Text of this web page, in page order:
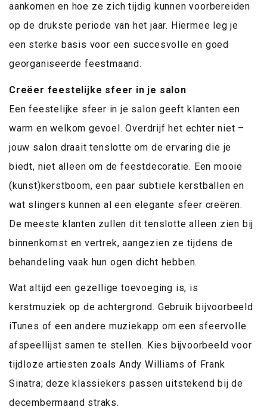
aankomen en hoe ze zich tijdig kunnen voorbereiden
op de drukste periode van het jaar. Hiermee leg je
een sterke basis voor een succesvolle en goed
georganiseerde feestmaand.
Creëer feestelijke sfeer in je salon
Een feestelijke sfeer in je salon geeft klanten een
warm en welkom gevoel. Overdrijf het echter niet –
jouw salon draait tenslotte om de ervaring die je
biedt, niet alleen om de feestdecoratie. Een mooie
(kunst)kerstboom, een paar subtiele kerstballen en
wat slingers kunnen al een elegante sfeer creëren.
De meeste klanten zullen dit tenslotte alleen zien bij
binnenkomst en vertrek, aangezien ze tijdens de
behandeling vaak hun ogen dicht hebben.
Wat altijd een gezellige toevoeging is, is
kerstmuziek op de achtergrond. Gebruik bijvoorbeeld
iTunes of een andere muziekapp om een sfeervolle
afspeellijst samen te stellen. Kies bijvoorbeeld voor
tijdloze artiesten zoals Andy Williams of Frank
Sinatra; deze klassiekers passen uitstekend bij de
decembermaand straks.